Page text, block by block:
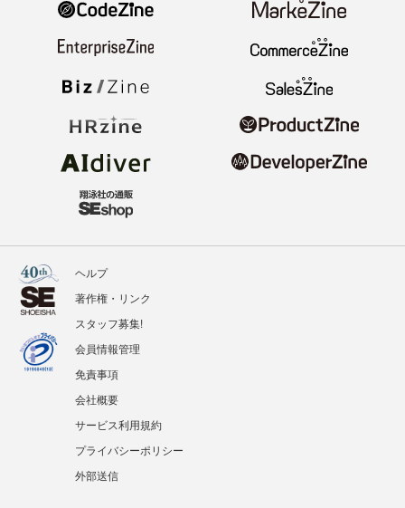
ヘルプ
著作権・リンク
スタッフ募集!
会員情報管理
免責事項
会社概要
サービス利用規約
プライバシーポリシー
外部送信